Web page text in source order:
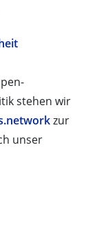
stehen wir
zur
unser